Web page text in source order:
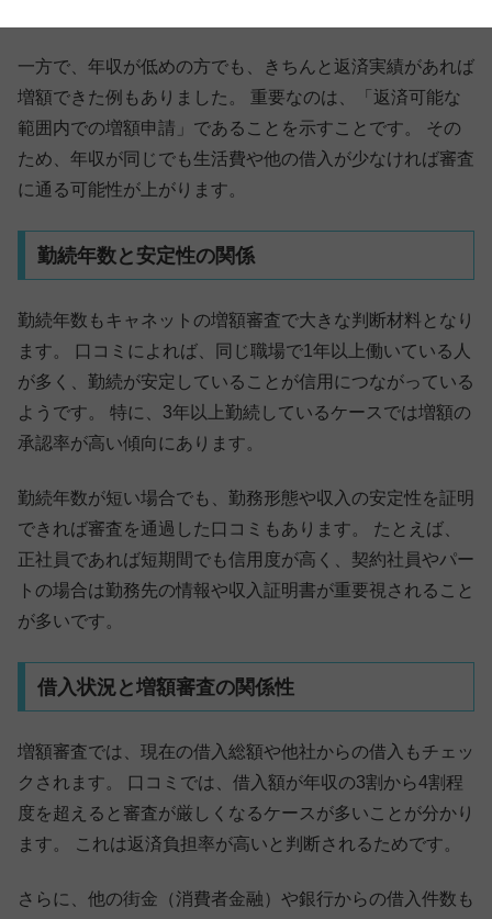
一方で、年収が低めの方でも、きちんと返済実績があれば
増額できた例もありました。 重要なのは、「返済可能な
範囲内での増額申請」であることを示すことです。 その
ため、年収が同じでも生活費や他の借入が少なければ審査
に通る可能性が上がります。
勤続年数と安定性の関係
勤続年数もキャネットの増額審査で大きな判断材料となり
ます。 口コミによれば、同じ職場で1年以上働いている人
が多く、勤続が安定していることが信用につながっている
ようです。 特に、3年以上勤続しているケースでは増額の
承認率が高い傾向にあります。
勤続年数が短い場合でも、勤務形態や収入の安定性を証明
できれば審査を通過した口コミもあります。 たとえば、
正社員であれば短期間でも信用度が高く、契約社員やパー
トの場合は勤務先の情報や収入証明書が重要視されること
が多いです。
借入状況と増額審査の関係性
増額審査では、現在の借入総額や他社からの借入もチェッ
クされます。 口コミでは、借入額が年収の3割から4割程
度を超えると審査が厳しくなるケースが多いことが分かり
ます。 これは返済負担率が高いと判断されるためです。
さらに、他の街金（消費者金融）や銀行からの借入件数も